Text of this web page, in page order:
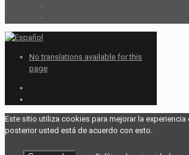
No translations available for this
page
Este sitio utiliza cookies para mejorar la experiencia
posterior usted está de acuerdo con esto.